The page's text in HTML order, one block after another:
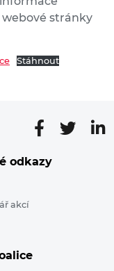
webové stránky
Stáhnout
odkazy
akcí